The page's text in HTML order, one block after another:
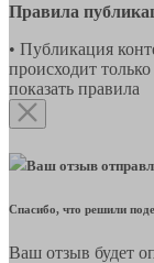
Правила
• Публикация
происходит
показать правила
Ваш отзыв
Спасибо, что решили
Ваш отзыв будет